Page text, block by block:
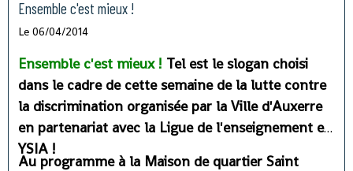
Ensemble c'est mieux !
Le 06/04/2014
Ensemble c'est mieux ! Tel est le slogan choisi
dans le cadre de cette semaine de la lutte contre
la discrimination organisée par la Ville d'Auxerre
en partenariat avec la Ligue de l'enseignement et
YSIA !
Au programme à la Maison de quartier Saint